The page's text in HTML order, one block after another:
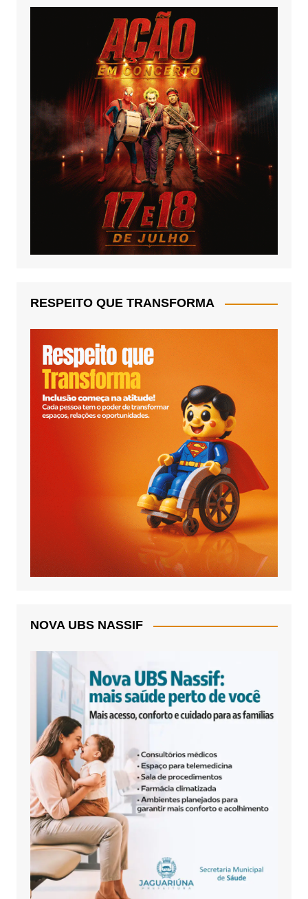
RESPEITO QUE TRANSFORMA
NOVA UBS NASSIF